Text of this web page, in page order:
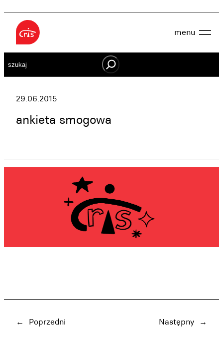
Przejdź
treści
menu
Aktualności
Wspieraj nas
OWES
Szukaj
29.06.2015
ankieta smogowa
← Poprzedni Następny →